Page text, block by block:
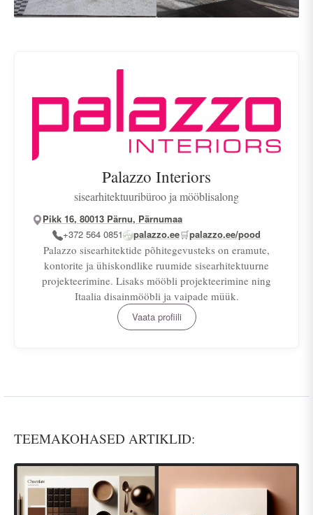
Palazzo Interiors
sisearhitektuuribüroo ja mööblisalong
Pikk 16, 80013 Pärnu, Pärnumaa
+372 564 0851
palazzo.ee🛒palazzo.ee/pood
Vaata profiili
Palazzo sisearhitektide põhitegevusteks on eramute,
kontorite ja ühiskondlike ruumide sisearhitektuurne
projekteerimine. Lisaks mööbli projekteerimine ning
Itaalia disainmööbli ja vaipade müük.
TEEMAKOHASED ARTIKLID: